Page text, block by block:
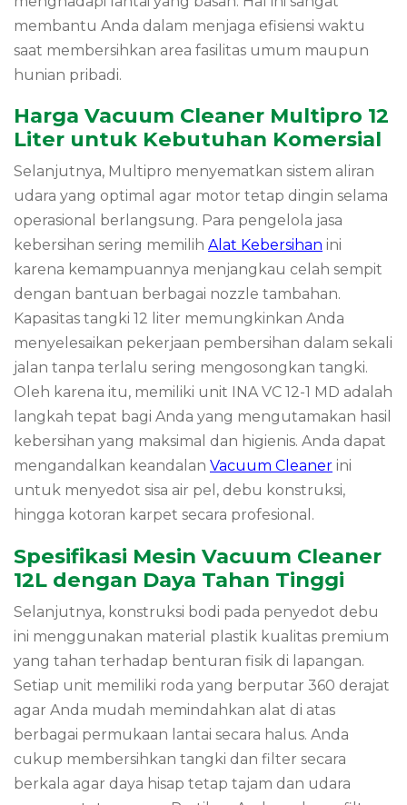
membantu Anda dalam menjaga efisiensi waktu
saat membersihkan area fasilitas umum maupun
hunian pribadi.
Harga Vacuum Cleaner Multipro 12
Liter untuk Kebutuhan Komersial
Selanjutnya, Multipro menyematkan sistem aliran
udara yang optimal agar motor tetap dingin selama
operasional berlangsung. Para pengelola jasa
kebersihan sering memilih Alat Kebersihan ini
karena kemampuannya menjangkau celah sempit
dengan bantuan berbagai nozzle tambahan.
Kapasitas tangki 12 liter memungkinkan Anda
menyelesaikan pekerjaan pembersihan dalam sekali
jalan tanpa terlalu sering mengosongkan tangki.
Oleh karena itu, memiliki unit INA VC 12-1 MD adalah
langkah tepat bagi Anda yang mengutamakan hasil
kebersihan yang maksimal dan higienis. Anda dapat
mengandalkan keandalan Vacuum Cleaner ini
untuk menyedot sisa air pel, debu konstruksi,
hingga kotoran karpet secara profesional.
Spesifikasi Mesin Vacuum Cleaner
12L dengan Daya Tahan Tinggi
Selanjutnya, konstruksi bodi pada penyedot debu
ini menggunakan material plastik kualitas premium
yang tahan terhadap benturan fisik di lapangan.
Setiap unit memiliki roda yang berputar 360 derajat
agar Anda mudah memindahkan alat di atas
berbagai permukaan lantai secara halus. Anda
cukup membersihkan tangki dan filter secara
berkala agar daya hisap tetap tajam dan udara